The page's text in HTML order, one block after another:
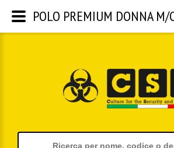
POLO PREMIUM DONNA M/